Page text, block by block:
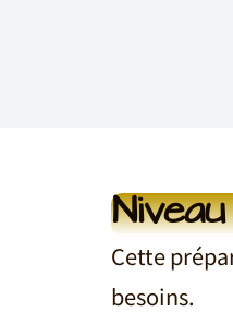
Cette
besoins.